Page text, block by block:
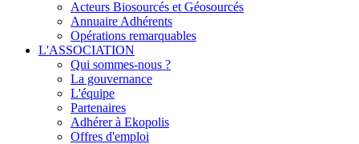
Acteurs Biosourcés et Géosourcés
Annuaire Adhérents
Opérations remarquables
L'ASSOCIATION
Qui sommes-nous ?
La gouvernance
L'équipe
Partenaires
Adhérer à Ekopolis
Offres d'emploi